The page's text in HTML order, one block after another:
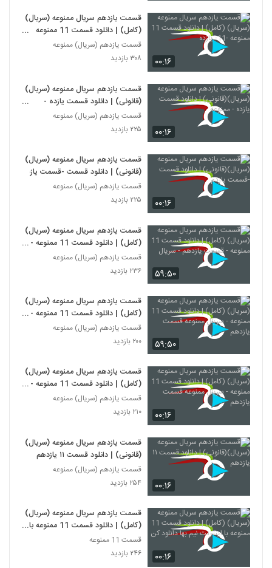
۰۰:۱۶
قسمت یازدهم سریال ممنوعه (سریال)
(کامل) | دانلود قسمت 11 ممنوعه
-11- یازده
قسمت یازدهم (سریال) ممنوعه
۳۰۸ بازدید
۰۰:۱۶
قسمت یازدهم سریال ممنوعه (سریال)
(قانونی) | دانلود قسمت یازده -
ممنوعه
قسمت یازدهم (سریال) ممنوعه
۲۲۵ بازدید
۰۰:۱۶
قسمت یازدهم سریال ممنوعه (سریال)
(قانونی) | دانلود قسمت -قسمت یازدم
قسمت یازدهم (سریال) ممنوعه
۲۲۵ بازدید
۵۹:۵۰
قسمت یازدهم سریال ممنوعه (سریال)
(کامل) | دانلود قسمت 11 ممنوعه -
قسمت یازدهم - سریال
قسمت یازدهم (سریال) ممنوعه
۲۳۶ بازدید
۵۹:۵۰
قسمت یازدهم سریال ممنوعه (سریال)
(کامل) | دانلود قسمت 11 ممنوعه -
سریال ممنوعه قسمت یازدهم
قسمت یازدهم (سریال) ممنوعه
۲۰۰ بازدید
۰۰:۱۶
قسمت یازدهم سریال ممنوعه (سریال)
(کامل) | دانلود قسمت 11 ممنوعه -
سریال ممنوعه قسمت یازدهم
قسمت یازدهم (سریال) ممنوعه
۲۱۰ بازدید
۰۰:۱۶
قسمت یازدهم سریال ممنوعه (سریال)
(قانونی) | دانلود قسمت ۱۱ یازدهم
قسمت یازدهم (سریال) ممنوعه
۲۵۴ بازدید
۰۰:۱۶
قسمت یازدهم سریال ممنوعه (سریال)
(کامل) | دانلود قسمت 11 ممنوعه با
اینترنت نیم بها دانلود کن
قسمت 11 ممنوعه
۲۴۶ بازدید